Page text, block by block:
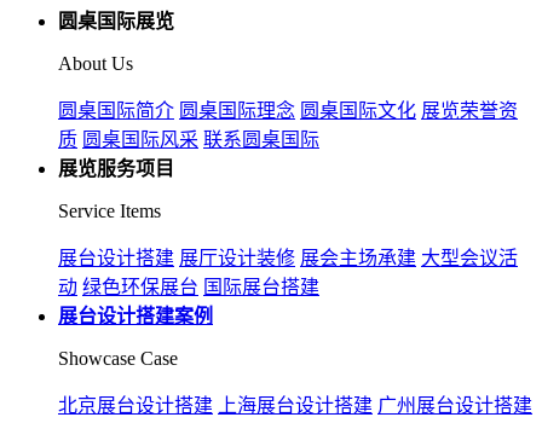
圆桌国际展览
About Us
圆桌国际简介 圆桌国际理念 圆桌国际文化 展览荣誉资
质 圆桌国际风采 联系圆桌国际
展览服务项目
Service Items
展台设计搭建 展厅设计装修 展会主场承建 大型会议活
动 绿色环保展台 国际展台搭建
展台设计搭建案例
Showcase Case
北京展台设计搭建 上海展台设计搭建 广州展台设计搭建